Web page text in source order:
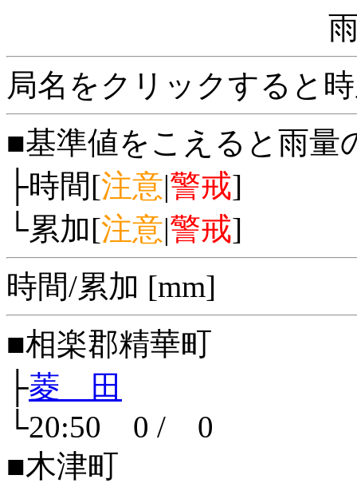
局名をクリックすると
■基準値をこえると雨量
├時間[注意|警戒]
└累加[注意|警戒]
時間/累加 [mm]
■相楽郡精華町
├菱 田
└20:50 0 / 0
■木津町